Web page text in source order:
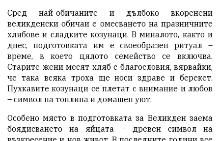
Сред най-обичаните и дълбоко вкоренени
великденски обичаи е омесването на празничните
хлябове и сладките козунаци. В миналото, както и
днес, подготовката им е своеобразен ритуал –
време, в което цялото семейство се включва.
Старите жени месят хляб с благословия, вярвайки,
че така всяка троха ще носи здраве и берекет.
Пухкавите козунаци се плетат с внимание и любов
– символ на топлина и домашен уют.
Особено място в подготовката за Великден заема
боядисването на яйцата – древен символ на